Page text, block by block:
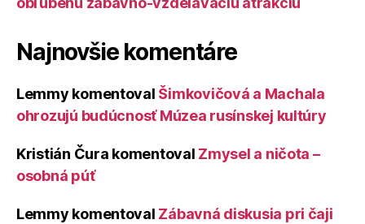
Najnovšie komentáre
Lemmy komentoval Šimkovičová a Machala
ohrozujú budúcnosť Múzea rusínskej kultúry
Kristián Čura komentoval Zmysel a ničota –
osobná púť
Lemmy komentoval Zábavná diskusia pri čaji